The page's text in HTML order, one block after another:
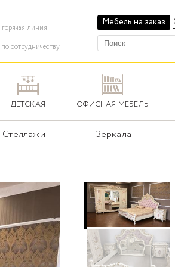
горячая линия
по сотрудничеству
Мебель на заказ
ДЕТСКАЯ ОФИСНАЯ МЕБЕЛЬ
Стеллажи Зеркала